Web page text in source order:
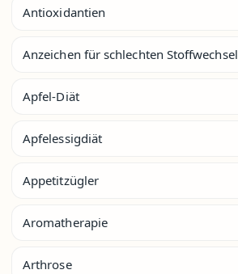
Antioxidantien
Anzeichen für schlechten Stoffwechsel
Apfel-Diät
Apfelessigdiät
Appetitzügler
Aromatherapie
Arthrose